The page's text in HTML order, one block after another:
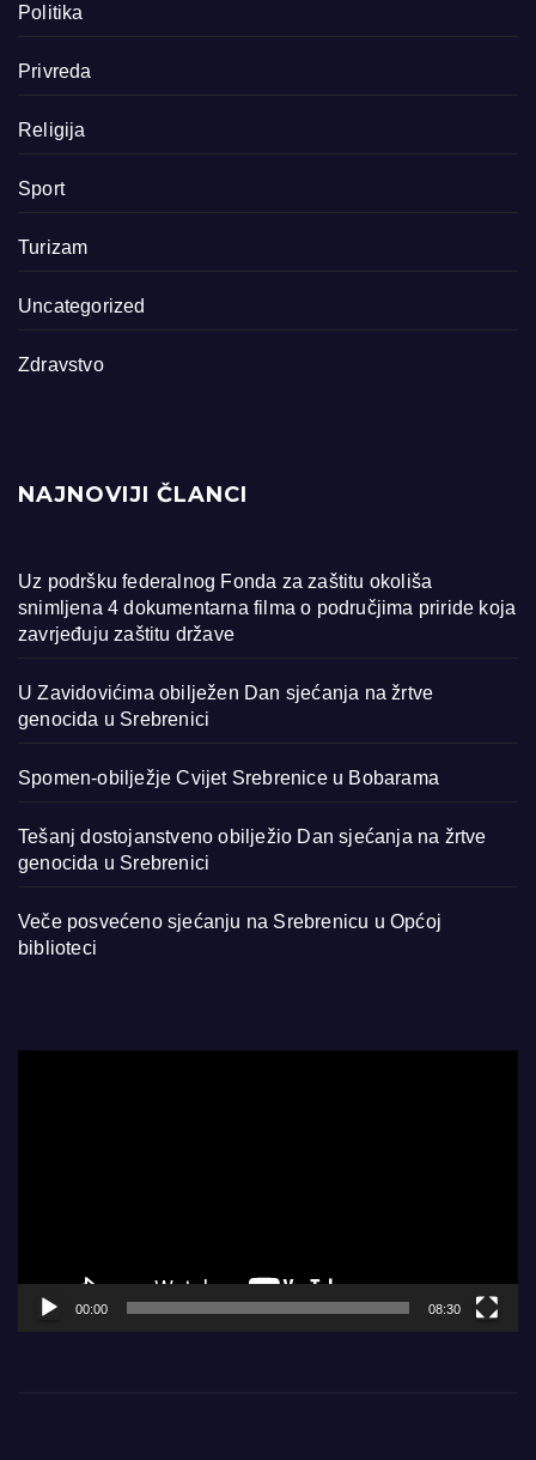
Politika
Privreda
Religija
Sport
Turizam
Uncategorized
Zdravstvo
NAJNOVIJI ČLANCI
Uz podršku federalnog Fonda za zaštitu okoliša
snimljena 4 dokumentarna filma o područjima priride koja
zavrjeđuju zaštitu države
U Zavidovićima obilježen Dan sjećanja na žrtve
genocida u Srebrenici
Spomen-obilježje Cvijet Srebrenice u Bobarama
Tešanj dostojanstveno obilježio Dan sjećanja na žrtve
genocida u Srebrenici
Veče posvećeno sjećanju na Srebrenicu u Općoj
biblioteci
00:00 08:30